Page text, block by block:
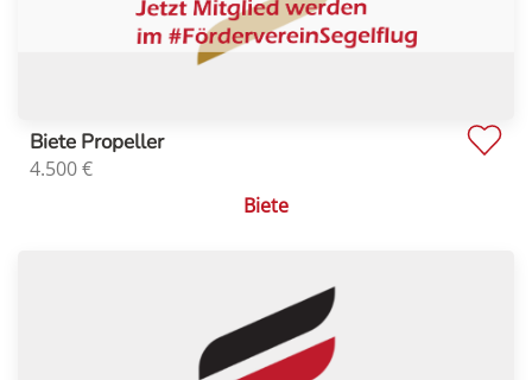
Biete Propeller
4.500€
Biete